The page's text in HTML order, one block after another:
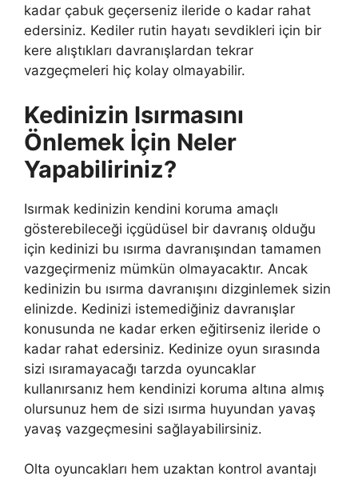
kadar çabuk geçerseniz ileride o kadar rahat
edersiniz. Kediler rutin hayatı sevdikleri için bir
kere alıştıkları davranışlardan tekrar
vazgeçmeleri hiç kolay olmayabilir.
Kedinizin Isırmasını
Önlemek İçin Neler
Yapabiliriniz?
Isırmak kedinizin kendini koruma amaçlı
gösterebileceği içgüdüsel bir davranış olduğu
için kedinizi bu ısırma davranışından tamamen
vazgeçirmeniz mümkün olmayacaktır. Ancak
kedinizin bu ısırma davranışını dizginlemek sizin
elinizde. Kedinizi istemediğiniz davranışlar
konusunda ne kadar erken eğitirseniz ileride o
kadar rahat edersiniz. Kedinize oyun sırasında
sizi ısıramayacağı tarzda oyuncaklar
kullanırsanız hem kendinizi koruma altına almış
olursunuz hem de sizi ısırma huyundan yavaş
yavaş vazgeçmesini sağlayabilirsiniz.
Olta oyuncakları hem uzaktan kontrol avantajı